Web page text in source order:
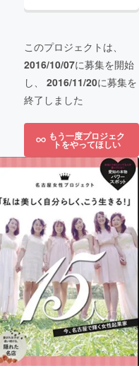
このプロジェクトは、
2016/10/07に募集を開始
し、 2016/11/20に募集を
終了しました
もう一度プロジェク
トをやってほしい